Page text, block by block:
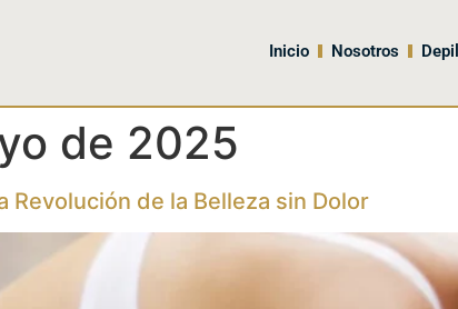
Inicio Nosotros
de 2025
Revolución de la Belleza sin Dolor